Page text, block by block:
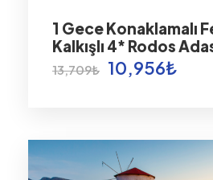
1 Gece Konaklamalı
Kalkışlı 4* Rodos
13,709₺ 10,956₺